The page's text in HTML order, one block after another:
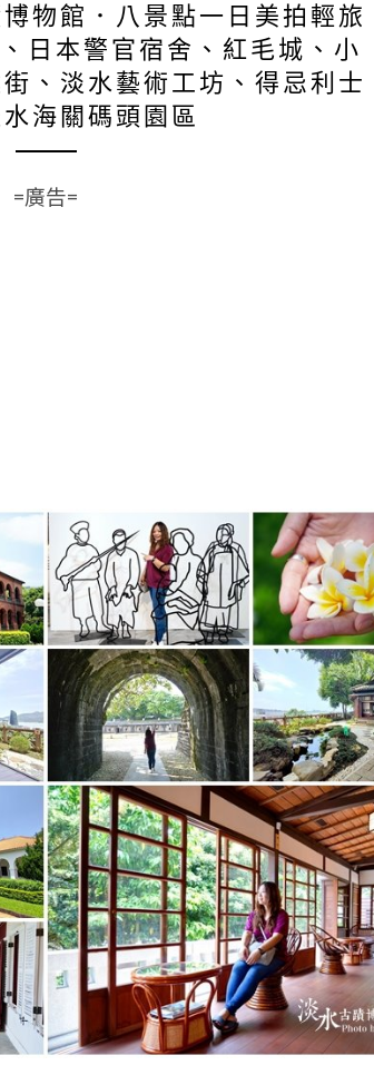
物館．八景點一日美拍輕旅
日本警官宿舍、紅毛城、小
、淡水藝術工坊、得忌利士
海關碼頭園區
=廣告=